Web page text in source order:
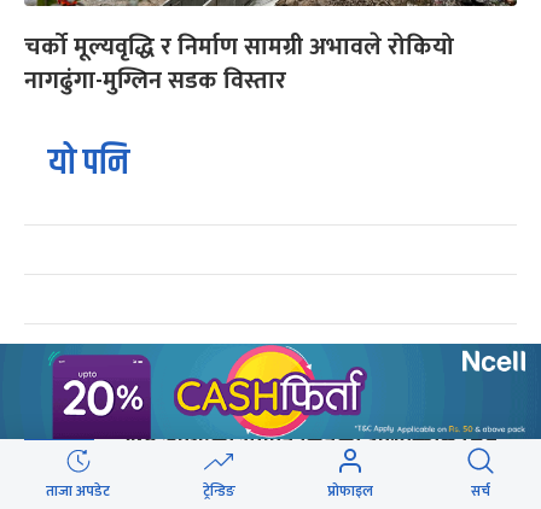
चर्को मूल्यवृद्धि र निर्माण सामग्री अभावले रोकियो
नागढुंगा-मुग्लिन सडक विस्तार
यो पनि
ट्रेन्डिङ
१
२५० रुपैयाँको सामान किनेका उपभोक्ताले जिते
१० लाखको बम्पर उपहार
ताजा अपडेट ट्रेन्डिङ प्रोफाइल सर्च